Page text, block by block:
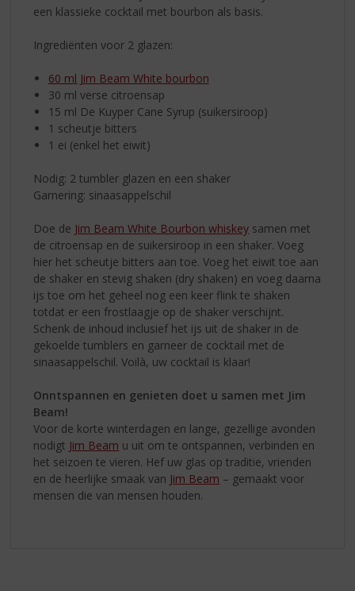
een klassieke cocktail met bourbon als basis.
Ingrediënten voor 2 glazen:
60 ml Jim Beam White bourbon
30 ml verse citroensap
15 ml De Kuyper Cane Syrup (suikersiroop)
1 scheutje bitters
1 ei (enkel het eiwit)
Nodig: 2 tumbler glazen en een shaker
Garnering: sinaasappelschil
Doe de Jim Beam White Bourbon whiskey samen met
de citroensap en de suikersiroop in een shaker. Voeg
hier het scheutje bitters aan toe. Voeg het eiwit toe aan
de shaker en stevig shaken (dry shaken) en voeg daarna
ijs toe om het geheel nog een keer flink te shaken
totdat er een frostlaagje op de shaker verschijnt.
Schenk de inhoud inclusief het ijs uit de shaker in de
gekoelde tumblers en garneer de cocktail met de
sinaasappelschil. Voilà, uw cocktail is klaar!
Onntspannen en genieten doet u samen met Jim
Beam!
Voor de korte winterdagen en lange, gezellige avonden
nodigt Jim Beam u uit om te ontspannen, verbinden en
het seizoen te vieren. Hef uw glas op traditie, vrienden
en de heerlijke smaak van Jim Beam – gemaakt voor
mensen die van mensen houden.